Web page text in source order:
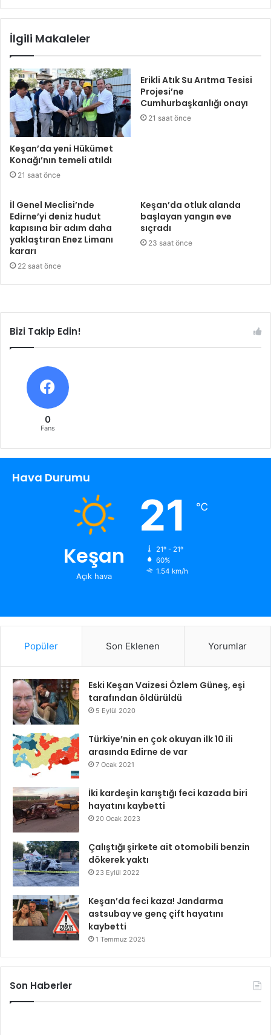
İlgili Makaleler
Keşan’da yeni Hükümet
Konağı’nın temeli atıldı
21 saat önce
Erikli Atık Su Arıtma Tesisi
Projesi’ne
Cumhurbaşkanlığı onayı
21 saat önce
İl Genel Meclisi’nde
Edirne’yi deniz hudut
kapısına bir adım daha
yaklaştıran Enez Limanı
kararı
22 saat önce
Keşan’da otluk alanda
başlayan yangın eve
sıçradı
23 saat önce
Bizi Takip Edin!
0
Fans
Hava Durumu
Keşan
Açık hava
21 ℃
21º - 21º
60%
1.54 km/h
Popüler Son Eklenen Yorumlar
Eski Keşan Vaizesi Özlem Güneş, eşi
tarafından öldürüldü
5 Eylül 2020
Türkiye’nin en çok okuyan ilk 10 ili
arasında Edirne de var
7 Ocak 2021
İki kardeşin karıştığı feci kazada biri
hayatını kaybetti
20 Ocak 2023
Çalıştığı şirkete ait otomobili benzin
dökerek yaktı
23 Eylül 2022
Keşan’da feci kaza! Jandarma
astsubay ve genç çift hayatını
kaybetti
1 Temmuz 2025
Son Haberler